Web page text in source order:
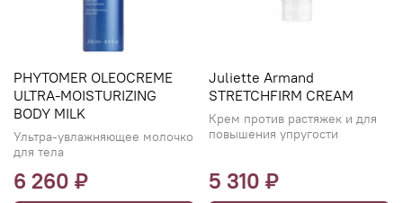
PHYTOMER OLEOCREME
ULTRA-MOISTURIZING
BODY MILK
Ультра-увлажняющее молочко
для тела
6 260 ₽
Juliette Armand
STRETCHFIRM CREAM
Крем против растяжек и для
повышения упругости
5 310 ₽